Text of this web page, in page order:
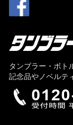
タンブラー・ボト
記念品やノベルテ